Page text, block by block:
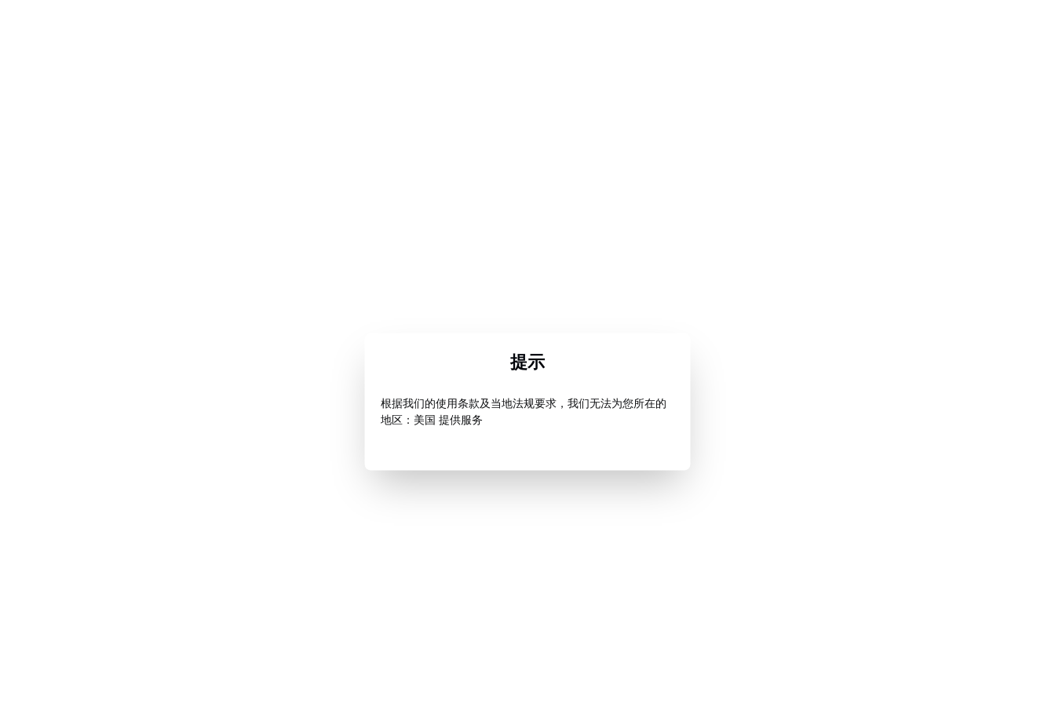
提示
根据我们的使用条款及当地法规要求，我们无法为您所在的
地区：美国 提供服务